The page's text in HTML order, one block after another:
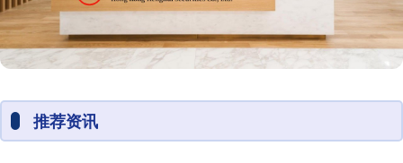
推荐资讯